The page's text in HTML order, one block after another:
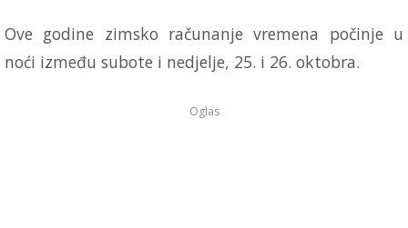
Ove godine zimsko računanje vremena počinje u
noći između subote i nedjelje, 25. i 26. oktobra.
Oglas